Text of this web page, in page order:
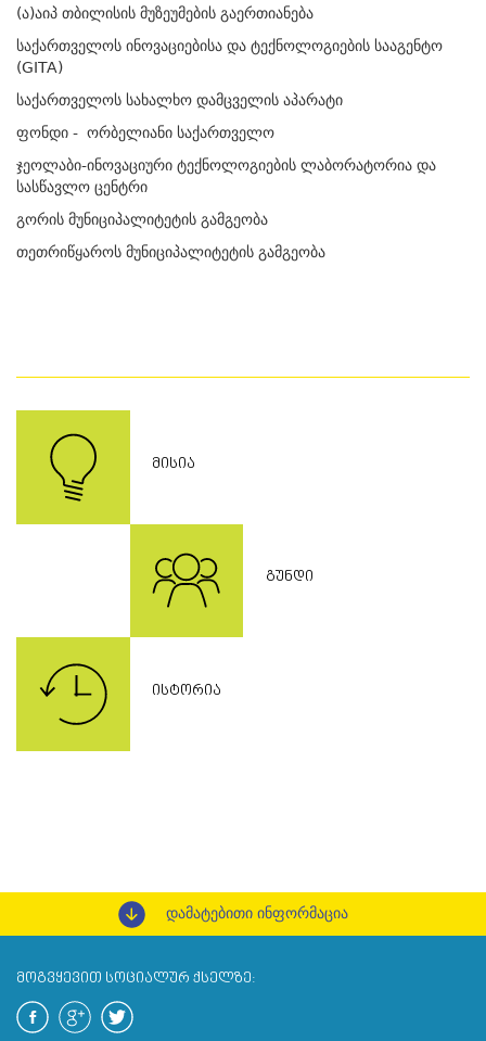
(ა)აიპ თბილისის მუზეუმების გაერთიანება
საქართველოს ინოვაციებისა და ტექნოლოგიების სააგენტო
(GITA)
საქართველოს სახალხო დამცველის აპარატი
ფონდი - ორბელიანი საქართველო
ჯეოლაბი-ინოვაციური ტექნოლოგიების ლაბორატორია და
სასწავლო ცენტრი
გორის მუნიციპალიტეტის გამგეობა
თეთრიწყაროს მუნიციპალიტეტის გამგეობა
ᲛᲘᲡᲘᲐ
ᲒᲣᲜᲓᲘ
ᲘᲡᲢᲝᲠᲘᲐ
დამატებითი ინფორმაცია
ᲛᲝᲒᲕᲧᲔᲕᲘᲗ ᲡᲝᲪᲘᲐᲚᲣᲠ ᲥᲡᲔᲚᲖᲔ: